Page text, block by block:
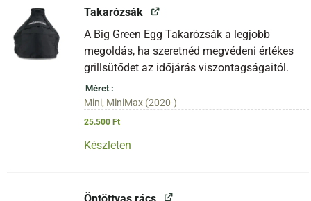
Takarózsák
A Big Green Egg Takarózsák a legjobb
megoldás, ha szeretnéd megvédeni értékes
grillsütődet az időjárás viszontagságaitól.
Méret
Mini, MiniMax (2020-)
25.500 Ft
Készleten